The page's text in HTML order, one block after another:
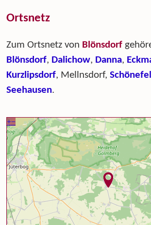
Ortsnetz
Zum Ortsnetz von Blönsdorf
Blönsdorf, Dalichow, Danna,
Kurzlipsdorf, Mellnsdorf,
Seehausen.